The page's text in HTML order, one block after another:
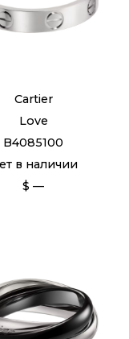
Cartier
Love
B4085100
в наличии
$ —